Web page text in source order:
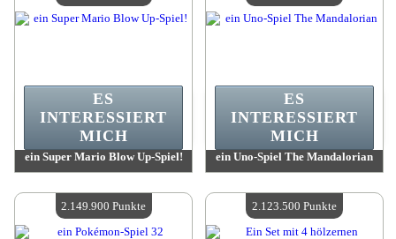
ein Super Mario Blow Up-Spiel!
Verfügbare Menge:4
ES
INTERESSIERT
MICH
ein Uno-Spiel The Mandalorian
Verfügbare Menge:4
ES
INTERESSIERT
MICH
2.149.900 Punkte 2.123.500 Punkte